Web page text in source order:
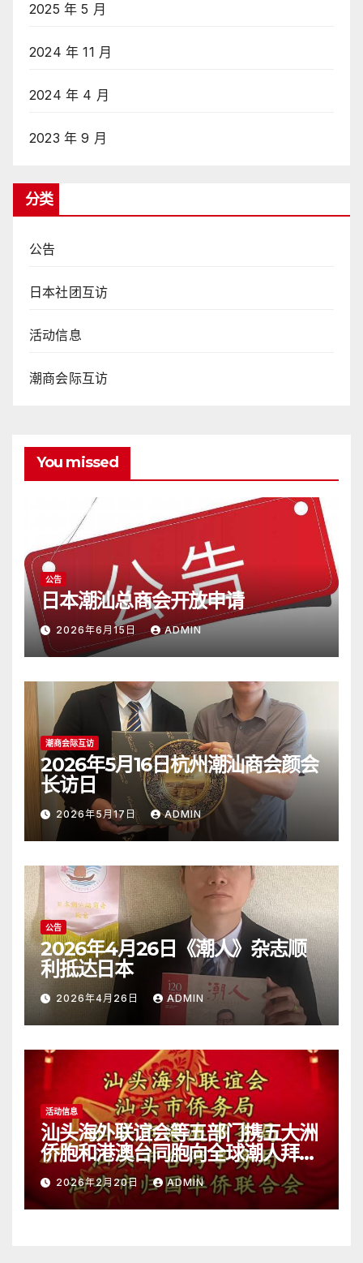
2025 年 5 月
2024 年 11 月
2024 年 4 月
2023 年 9 月
分类
公告
日本社团互访
活动信息
潮商会际互访
You missed
公告
日本潮汕总商会开放申请
2026年6月15日 ADMIN
潮商会际互访
2026年5月16日杭州潮汕商会颜会
长访日
2026年5月17日 ADMIN
公告
2026年4月26日《潮人》杂志顺
利抵达日本
2026年4月26日 ADMIN
活动信息
汕头海外联谊会等五部门携五大洲
侨胞和港澳台同胞向全球潮人拜
年！
2026年2月20日 ADMIN